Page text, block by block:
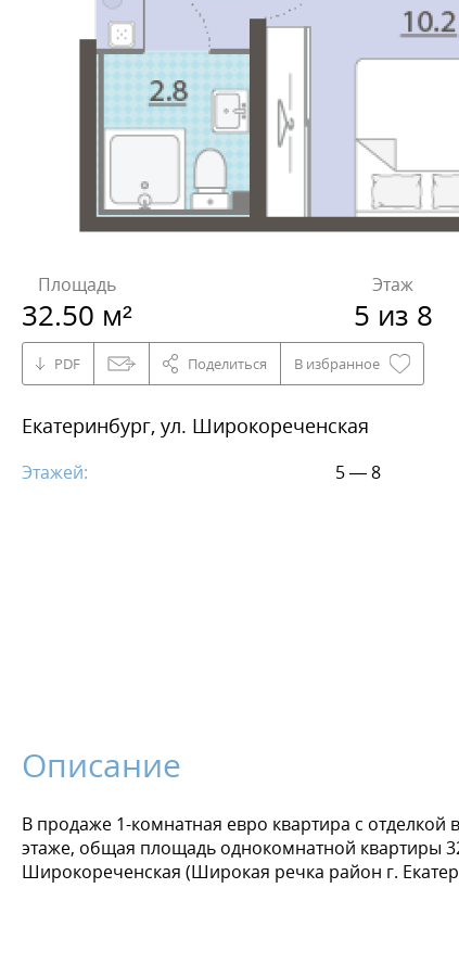
Площадь
32.50 м²
Этаж
5 из 8
PDF Поделиться В избранное
Екатеринбург, ул. Широкореченская
Этажей: 5 — 8
Описание
В продаже 1-комнатная евро квартира с
этаже, общая площадь однокомнатной квартиры
Широкореченская (Широкая речка район г.